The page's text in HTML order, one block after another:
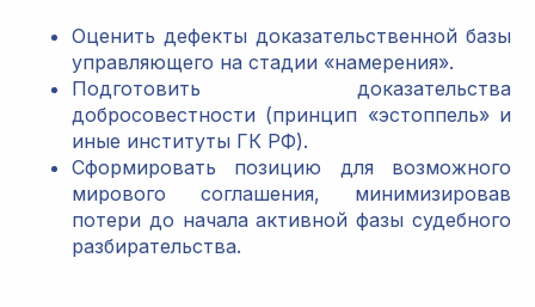
Оценить дефекты доказательственной базы
управляющего на стадии «намерения».
Подготовить доказательства
добросовестности (принцип «эстоппель» и
иные институты ГК РФ).
Сформировать позицию для возможного
мирового соглашения, минимизировав
потери до начала активной фазы судебного
разбирательства.